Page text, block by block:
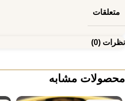
متعلقات
نظرات (0)
محصولات مشابه